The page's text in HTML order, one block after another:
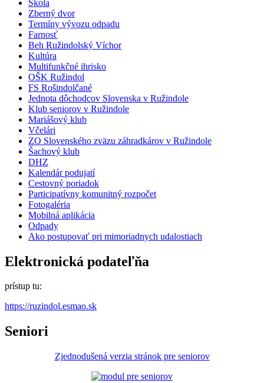
Škola
Zberný dvor
Termíny vývozu odpadu
Farnosť
Beh Ružindolský Víchor
Kultúra
Multifunkčné ihrisko
OŠK Ružindol
FS Rošindolčané
Jednota dôchodcov Slovenska v Ružindole
Klub seniorov v Ružindole
Mariášový klub
Včelári
ZO Slovenského zväzu záhradkárov v Ružindole
Šachový klub
DHZ
Kalendár podujatí
Cestovný poriadok
Participatívny komunitný rozpočet
Fotogaléria
Mobilná aplikácia
Odpady
Ako postupovať pri mimoriadnych udalostiach
Elektronická podateľňa
prístup tu:
https://ruzindol.esmao.sk
Seniori
Zjednodušená verzia stránok pre seniorov